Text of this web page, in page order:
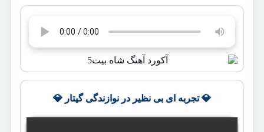
💎 تجربه ای بی نظیر در نوازندگی گیتار 💎